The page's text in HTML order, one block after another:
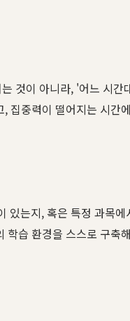
것이 아니라, '어느 시
중력이 떨어지는 시
는지, 혹은 특정 과목
습 환경을 스스로 구축